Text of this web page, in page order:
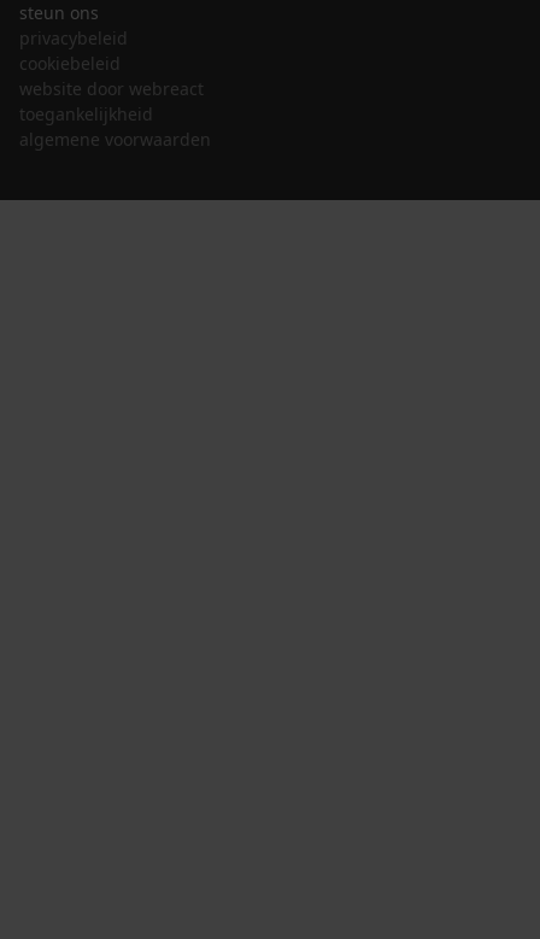
steun ons
privacybeleid
cookiebeleid
website door webreact
toegankelijkheid
algemene voorwaarden